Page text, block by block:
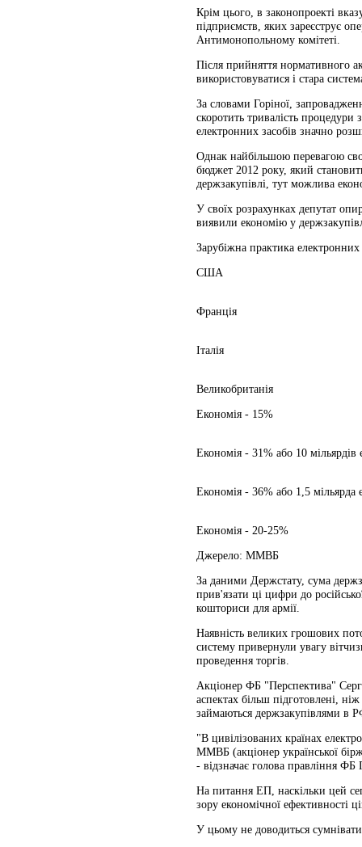
Крім цього, в законопроекті
підприємств, яких зареєструє
Антимонопольному комітеті.
Після прийняття нормативного
використовуватися і стара
За словами Горіної,
скоротить тривалість
електронних засобів значно
Однак найбільшою перевагою
бюджет 2012 року, який
держзакупівлі, тут можлива
У своїх розрахунках депутат
виявили економію у
Зарубіжна практика електронних
США
Франція
Італія
Великобританія
Економія - 15%
Економія - 31% або 10 мільярдів
Економія - 36% або 1,5 мільярда
Економія - 20-25%
Джерело: ММВБ
За даними Держстату, сума
прив'язати ці цифри до
кошториси для армії.
Наявність великих грошових
систему привернули увагу
проведення торгів.
Акціонер ФБ "Перспектива"
аспектах більш підготовлені,
займаються держзакупівлями в
"В цивілізованих країнах
ММВБ (акціонер української
- відзначає голова правління
На питання ЕП, наскільки цей
зору економічної ефективності
У цьому не доводиться